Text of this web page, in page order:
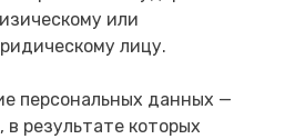
или
лицу.
персональных данных —
результате которых